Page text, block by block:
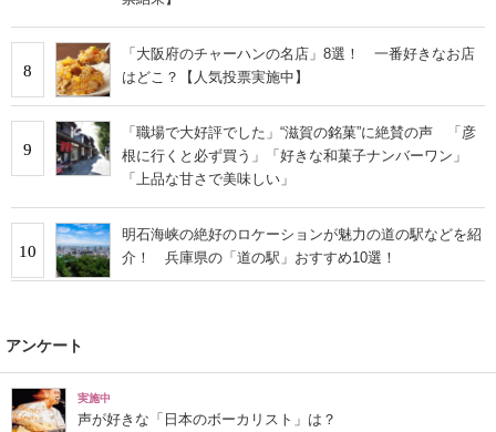
8
「大阪府のチャーハンの名店」8選！ 一番好きなお店
はどこ？【人気投票実施中】
9
「職場で大好評でした」“滋賀の銘菓”に絶賛の声 「彦
根に行くと必ず買う」「好きな和菓子ナンバーワン」
「上品な甘さで美味しい」
10
明石海峡の絶好のロケーションが魅力の道の駅などを紹
介！ 兵庫県の「道の駅」おすすめ10選！
アンケート
実施中
声が好きな「日本のボーカリスト」は？